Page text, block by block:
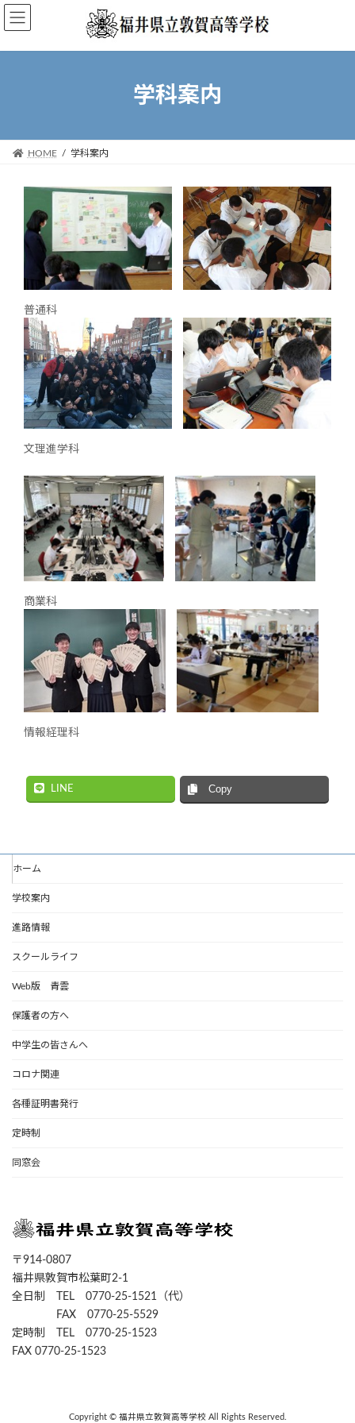
コ
ン
ッ
ナ
ビ
移
学科案内
HOME 学科案内
普通科
文理進学科
商業科
情報経理科
LINE Copy
ホーム
学校案内
進路情報
スクールライフ
Web版 青雲
保護者の方へ
中学生の皆さんへ
コロナ関連
各種証明書発行
定時制
同窓会
〒914-0807
福井県敦賀市松葉町2-1
全日制 TEL 0770-25-1521（代）
FAX 0770-25-5529
定時制 TEL 0770-25-1523
FAX 0770-25-1523
Copyright © 福井県立敦賀高等学校 All Rights Reserved.